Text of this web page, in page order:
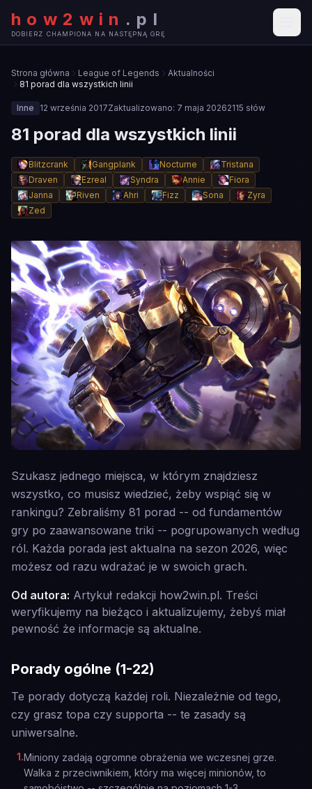
how2win . pl
DOBIERZ CHAMPIONA NA NASTĘPNĄ GRĘ
Strona główna League of Legends
Aktualności
81 porad dla wszystkich linii
Inne 12 września 2017Zaktualizowano: 7 maja 20262115 słów
81 porad dla wszystkich linii
Blitzcrank Gangplank Nocturne
Tristana
Draven
Ezreal Syndra Annie
Fiora
Janna
Riven Ahri Fizz Sona
Zyra
Zed
Szukasz jednego miejsca, w którym znajdziesz
wszystko, co musisz wiedzieć, żeby wspiąć się w
rankingu? Zebraliśmy 81 porad -- od fundamentów
gry po zaawansowane triki -- pogrupowanych według
ról. Każda porada jest aktualna na sezon 2026, więc
możesz od razu wdrażać je w swoich grach.
Od autora: Artykuł redakcji how2win.pl. Treści
weryfikujemy na bieżąco i aktualizujemy, żebyś miał
pewność że informacje są aktualne.
Porady ogólne (1-22)
Te porady dotyczą każdej roli. Niezależnie od tego,
czy grasz topa czy supporta -- te zasady są
uniwersalne.
1.Miniony zadają ogromne obrażenia we wczesnej grze.
Walka z przeciwnikiem, który ma więcej minionów, to